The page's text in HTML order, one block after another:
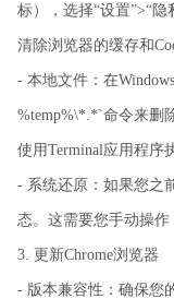
标），选择“设置”>“
清除浏览器的缓存和
- 本地文件：在
%temp%\*.*`命令来删
使用Terminal应用程序
- 系统还原：如果您之
态。这需要您手动操作
3. 更新Chrome浏览器
- 版本兼容性：确保您